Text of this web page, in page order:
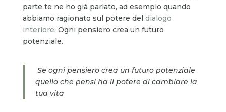
parte te ne ho già parlato, ad esempio quando
abbiamo ragionato sul potere del dialogo
interiore. Ogni pensiero crea un futuro
potenziale.
Se ogni pensiero crea un futuro potenziale
quello che pensi ha il potere di cambiare la
tua vita